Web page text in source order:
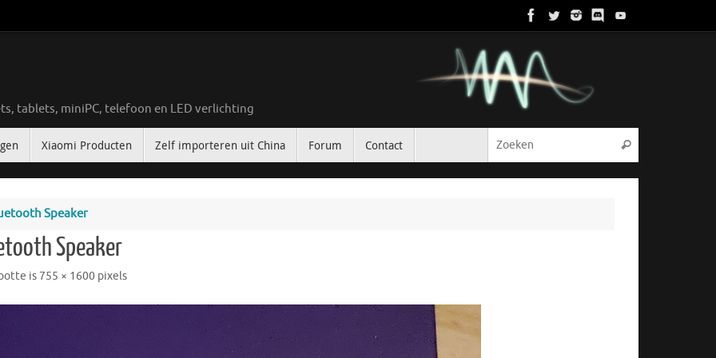
tablets, miniPC, telefoon en LED verlichting
Xiaomi Producten Zelf importeren uit China Forum Contact Zoeken
Speaker
Speaker
is755 × 1600 pixels